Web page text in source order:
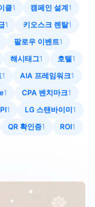
클1 캠페인 설계1
1 키오스크 렌탈1
팔로우 이벤트1
해시태그1 호텔1
1 AIA 프레임워크1
1 CPA 벤치마크1
1 LG 스탠바이미1
QR 확인증1 ROI1